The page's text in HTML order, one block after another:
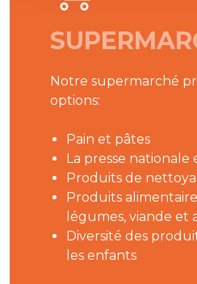
Notre supermarché
options:
Pain et pâtes
La presse
Produits de
Produits
légumes, viande et
Diversité des
les enfants